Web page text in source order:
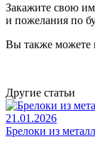
Закажите свою
и пожелания по
Вы также можете
Другие статьи
21.01.2026
Брелоки из